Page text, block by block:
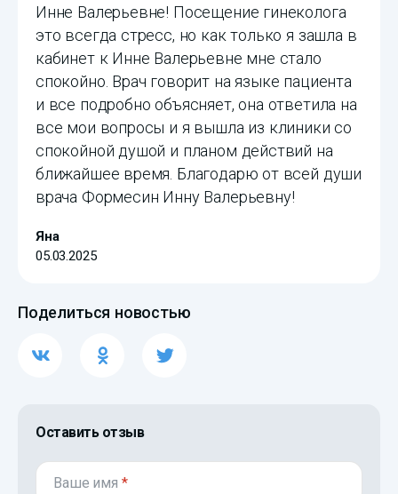
Инне Валерьевне! Посещение гинеколога
это всегда стресс, но как только я зашла в
кабинет к Инне Валерьевне мне стало
спокойно. Врач говорит на языке пациента
и все подробно объясняет, она ответила на
все мои вопросы и я вышла из клиники со
спокойной душой и планом действий на
ближайшее время. Благодарю от всей души
врача Формесин Инну Валерьевну!
Яна
05.03.2025
Поделиться новостью
Оставить отзыв
Ваше имя *